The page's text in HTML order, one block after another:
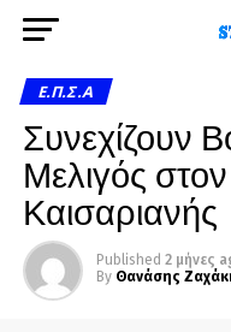
Ε.Π.Σ.Α
Συνεχίζουν
Μελιγός
Καισαριανής
Published 2 μήνες
By Θανάσης